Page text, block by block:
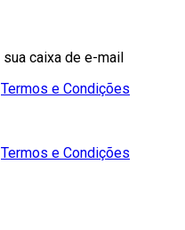
caixa de e-mail
Termos e Condições
Termos e Condições